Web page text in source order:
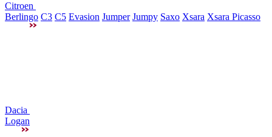
Citroen
Berlingo C3 C5 Evasion Jumper Jumpy Saxo Xsara Xsara Picasso
Dacia
Logan